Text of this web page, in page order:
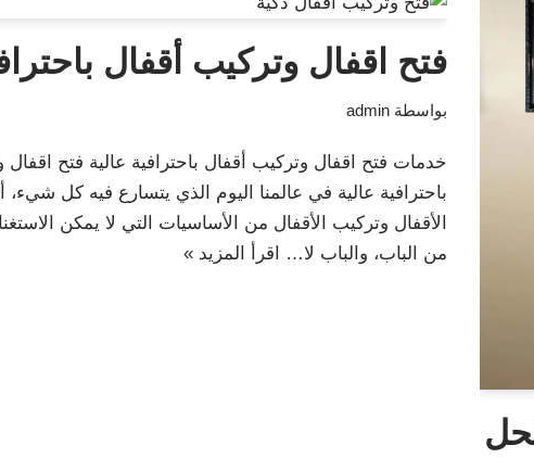
فتح اقفال وتركيب أقفال
بواسطة admin
خدمات فتح اقفال وتركيب أقفال باحترافية عالية فتح اقفال
باحترافية عالية في عالمنا اليوم الذي يتسارع فيه كل
الأقفال وتركيب الأقفال من الأساسيات التي لا يمكن
من الباب، والباب لا…
اقرأ المزيد »